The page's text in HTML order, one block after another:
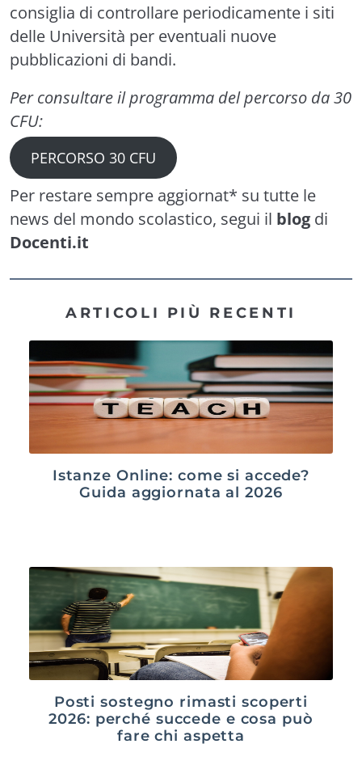
consiglia di controllare periodicamente i siti
delle Università per eventuali nuove
pubblicazioni di bandi.
Per consultare il programma del percorso da 30
CFU:
PERCORSO 30 CFU
Per restare sempre aggiornat* su tutte le
news del mondo scolastico, segui il blog di
Docenti.it
ARTICOLI PIÙ RECENTI
Istanze Online: come si accede?
Guida aggiornata al 2026
Posti sostegno rimasti scoperti
2026: perché succede e cosa può
fare chi aspetta